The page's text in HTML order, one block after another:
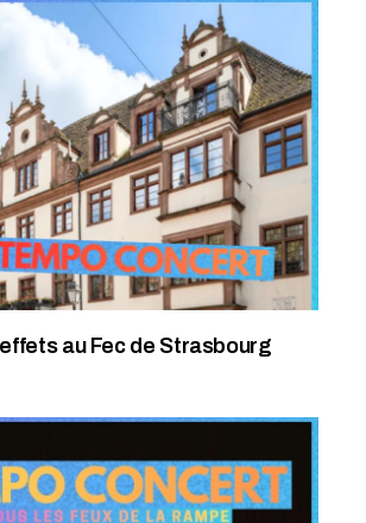
au Fec de Strasbourg